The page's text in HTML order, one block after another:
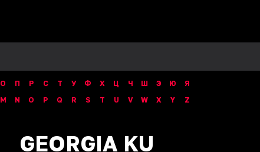
О П Р С Т У Ф Х Ц Ч Ш Э Ю
Я
M N O P Q R S T U V W X Y Z
GEORGIA KU